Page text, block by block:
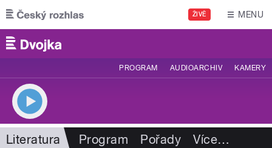
Přejít k hlavnímu obsahu
ŽIVĚ MENU
PROGRAM AUDIOARCHIV KAMERY
Literatura Program Pořady Více…